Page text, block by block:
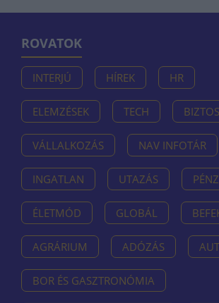
ROVATOK
INTERJÚ HÍREK HR
ELEMZÉSEK TECH
VÁLLALKOZÁS NAV INFOTÁR
INGATLAN UTAZÁS
ÉLETMÓD GLOBÁL
AGRÁRIUM ADÓZÁS
BOR ÉS GASZTRONÓMIA